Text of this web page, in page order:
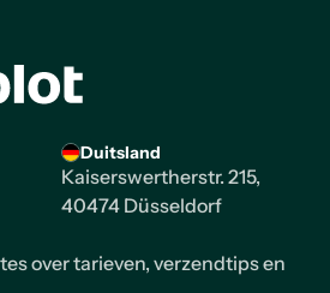
Duitsland
Kaiserswertherstr. 215,
40474 Düsseldorf
over tarieven, verzendtips en